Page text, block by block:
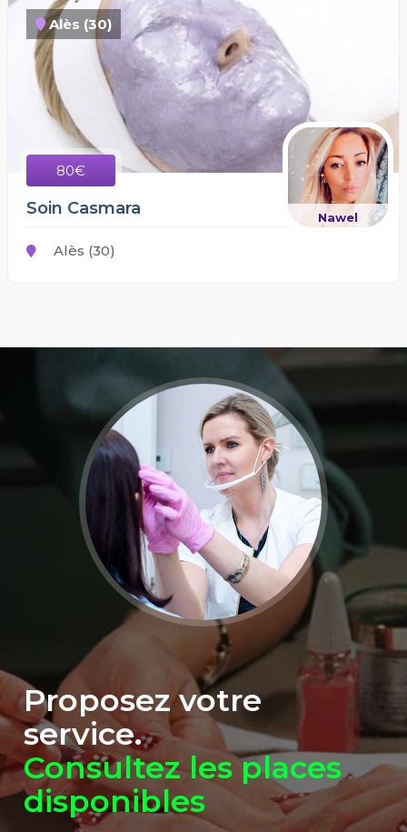
Alès (30)
80€
Nawel
Soin Casmara
Alès (30)
Proposez votre
service.
Consultez les places
disponibles